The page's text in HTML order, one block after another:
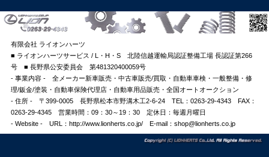
有限会社 ライオンハーツ
■ ライオンハーツサービス / L・H・S 北陸信越運輸局認証整備工場 長認証第266
号 ■ 長野県公安委員会 第481320400059号
- 事業内容 - 全メーカー新車販売・中古車販売/買取・自動車車検・一般整備・修
理/鈑金/塗装・自動車保険代理店・自動車用品販売・全国オートオークション
- 住所 - 〒399-0005 長野県松本市野溝木工2-6-24 TEL：0263-29-4343 FAX：
0263-29-4345 営業時間：09：30～19：30 定休日：毎週月曜日
- Website - URL：http://www.lionherts.co.jp/ E-mail：shop@lionherts.co.jp